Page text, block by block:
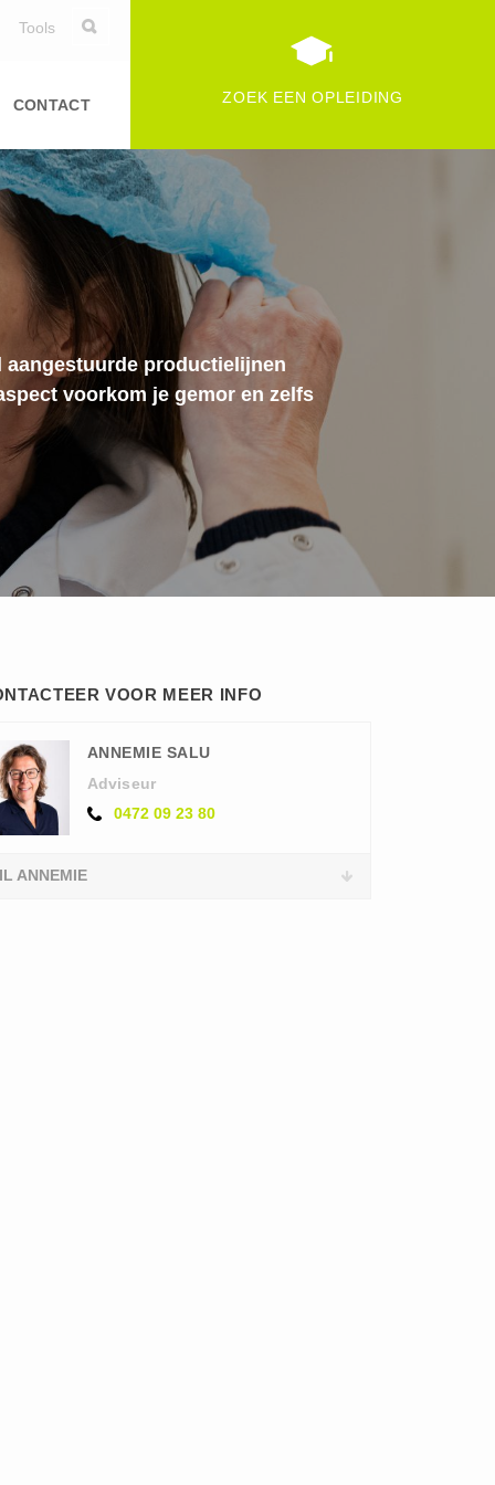
Tools
CONTACT ZOEK EEN OPLEIDING
aangestuurde productielijnen
voorkom je gemor en zelfs
VOOR MEER INFO
ANNEMIE SALU
Adviseur
0472 09 23 80
ANNEMIE